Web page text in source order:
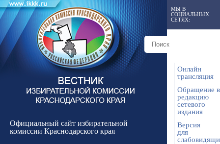
Официальный сайт избирательной
комиссии Краснодарского края
МЫ В
СОЦИАЛЬНЫХ
СЕТЯХ:
Онлайн
трансляция
Обращение в
редакцию
сетевого
издания
Версия
для